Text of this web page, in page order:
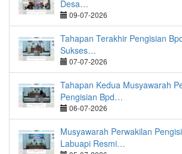
Desa…
09-07-2026
Tahapan Terakhir Pengisian
Sukses…
07-07-2026
Tahapan Kedua Musyawarah
Pengisian Bpd…
06-07-2026
Musyawarah Perwakilan
Labuapi Resmi…